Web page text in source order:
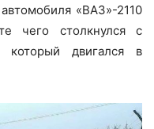
«ВАЗ»-2110
чего столкнулся с
который двигался в